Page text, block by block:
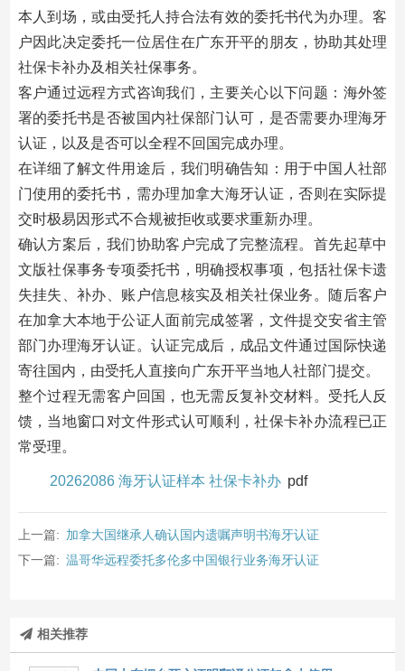
本人到场，或由受托人持合法有效的委托书代为办理。客
户因此决定委托一位居住在广东开平的朋友，协助其处理
社保卡补办及相关社保事务。
客户通过远程方式咨询我们，主要关心以下问题：海外签
署的委托书是否被国内社保部门认可，是否需要办理海牙
认证，以及是否可以全程不回国完成办理。
在详细了解文件用途后，我们明确告知：用于中国人社部
门使用的委托书，需办理加拿大海牙认证，否则在实际提
交时极易因形式不合规被拒收或要求重新办理。
确认方案后，我们协助客户完成了完整流程。首先起草中
文版社保事务专项委托书，明确授权事项，包括社保卡遗
失挂失、补办、账户信息核实及相关社保业务。随后客户
在加拿大本地于公证人面前完成签署，文件提交安省主管
部门办理海牙认证。认证完成后，成品文件通过国际快递
寄往国内，由受托人直接向广东开平当地人社部门提交。
整个过程无需客户回国，也无需反复补交材料。受托人反
馈，当地窗口对文件形式认可顺利，社保卡补办流程已正
常受理。
20262086 海牙认证样本 社保卡补办 pdf
上一篇: 加拿大国继承人确认国内遗嘱声明书海牙认证
下一篇: 温哥华远程委托多伦多中国银行业务海牙认证
相关推荐